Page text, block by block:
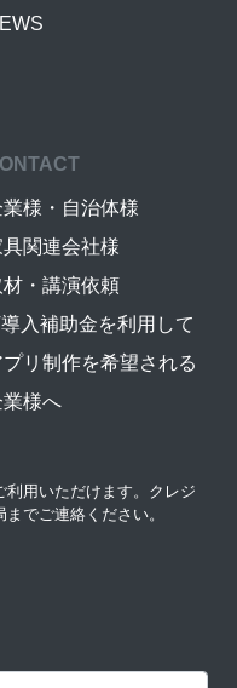
業様・自治体様
具関連会社様
材・講演依頼
導入補助金を利用して
プリ制作を希望される
業様へ
用いただけます。クレジ
でご連絡ください。